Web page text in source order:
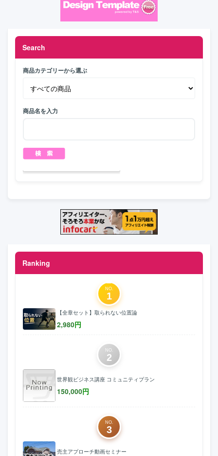
Search
商品カテゴリーから選ぶ
商品名を入力
Ranking
NO.
1
【全章セット】取られない位置論
2,980円
NO.
2
世界観ビジネス講座 コミュニティプラン
150,000円
NO.
3
売主アプローチ動画セミナー